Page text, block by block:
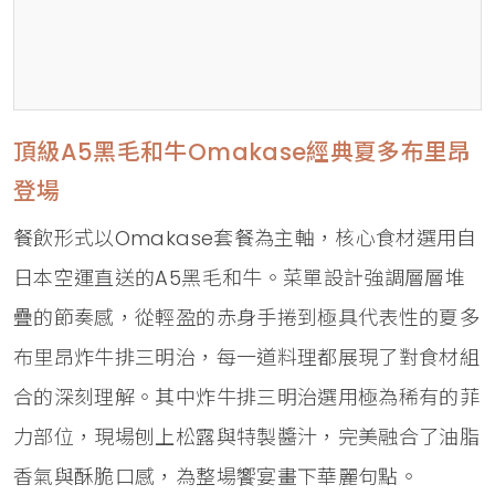
頂級A5黑毛和牛Omakase經典夏多布里昂
登場
餐飲形式以Omakase套餐為主軸，核心食材選用自
日本空運直送的A5黑毛和牛。菜單設計強調層層堆
疊的節奏感，從輕盈的赤身手捲到極具代表性的夏多
布里昂炸牛排三明治，每一道料理都展現了對食材組
合的深刻理解。其中炸牛排三明治選用極為稀有的菲
力部位，現場刨上松露與特製醬汁，完美融合了油脂
香氣與酥脆口感，為整場饗宴畫下華麗句點。